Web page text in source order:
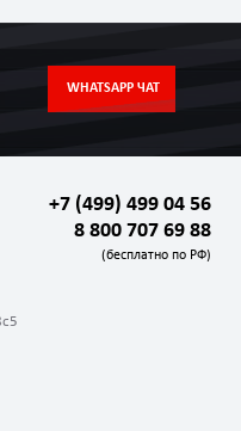
WHATSAPP ЧАТ
+7 (499) 499 04 56
8 800 707 69 88
(бесплатно по РФ)